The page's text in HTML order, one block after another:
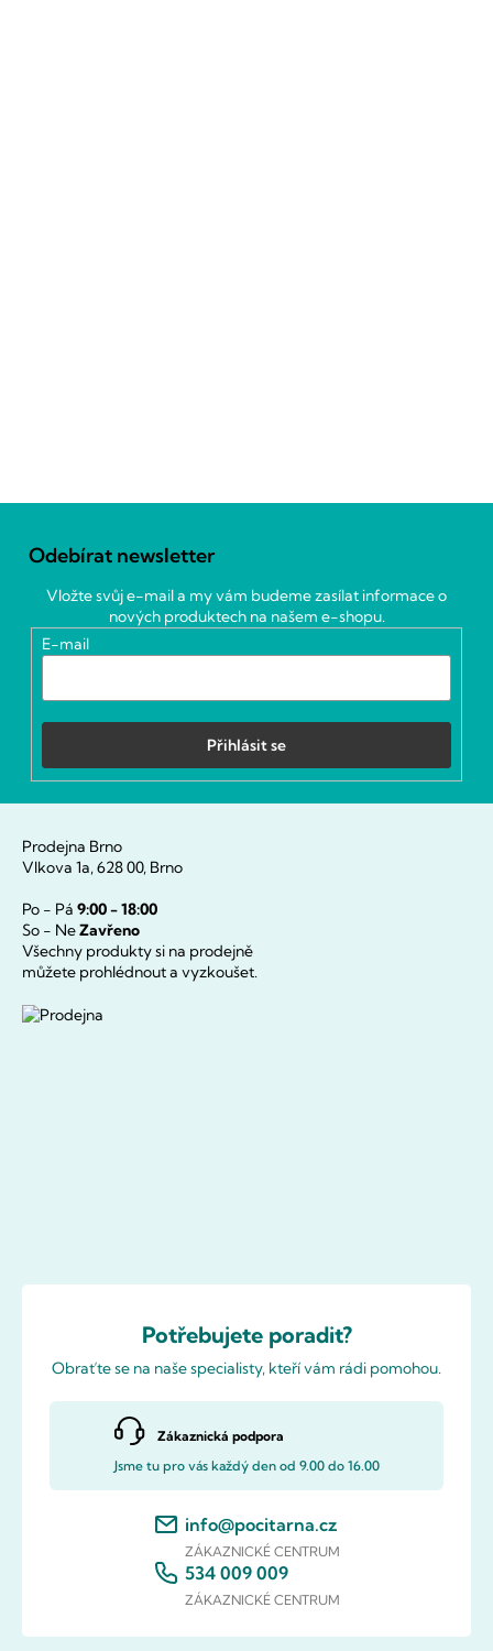
Odebírat newsletter
Vložte svůj e-mail a my vám budeme zasílat informace o
nových produktech na našem e-shopu.
E-mail
Přihlásit se
Prodejna Brno
Vlkova 1a, 628 00, Brno
Po - Pá 9:00 - 18:00
So - NeZavřeno
Všechny produkty si na prodejně
můžete prohlédnout a vyzkoušet.
Potřebujete poradit?
Obraťte se na naše specialisty, kteří vám rádi pomohou.
Zákaznická podpora
Jsme tu pro vás každý den od 9.00 do 16.00
info@pocitarna.cz
ZÁKAZNICKÉ CENTRUM
534 009 009
ZÁKAZNICKÉ CENTRUM